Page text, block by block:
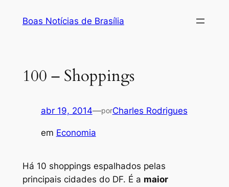
Boas Notícias de Brasília
100 – Shoppings
abr 19, 2014—porCharles Rodrigues
em Economia
Há 10 shoppings espalhados pelas
principais cidades do DF. É a maior